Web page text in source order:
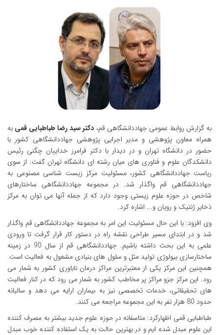
به گزارش روابط عمومی جهاددانشگاهی قم، دکتر سید رضا طباطبایی قمی به
همراه معاون پژوهشی و مدیر اجرایی پژوهشی جهاددانشگاهی کشور با
حضور در دانشگاه تهران و در دیدار با دکتر فرامرز خداییان چگنی رئیس
دانشکدگان علوم و فناوری های میان رشته ای دانشگاه تهران گفت: از سوی
ریاست جهاددانشگاهی کشور، مسئولیت مرکز زیست شناسی مصنوعی به
جهاددانشگاهی قم واگذار شد. در مجموعه جهاددانشگاهی ساختارهای
شاخص در حوزه علوم زیستی وجود دارد که از جمله آنها می توان به مرکز
ذخایر ژنتیک و رویان و... اشاره کرد.
وی افزود: با این حال مسئولیت این امر به مجموعه جهاددانشگاهی قم واگذار
شد و در ابتدای مسیر طراحی نقشه راه در دستور کار قرار گرفت تا ورودی
علمی به این بحث داشته باشیم. جهاددانشگاهی قم از سال 90 در زمینه
ساختارسازی بیولوژی تولید مثل و سلول های بنیادی مشغول به فعالیت است.
همچنین این مرکز یکی از معتبرترین مراکز درمان ناباوری کشور به شمار می
رود. این مرکز جزو مراکز پر مخاطب کشور به شمار می رود که در کنار فعالیت
های تحقیقاتی، خدمات تخصصی نیز به بیماران ارایه می دهد و سالیانه
حدود 80 هزار نفر به این مجموعه مراجعه می کنند.
طباطبایی قمی اظهارکرد: متاسفانه در حوزه علوم جدید بیشتر به مصرف کننده
این علوم مبدل شده ایم و در بهترین حالت به یک استفاده کننده خوب مبدل